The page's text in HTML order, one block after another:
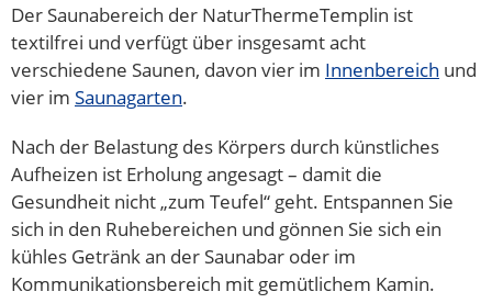
Der Saunabereich der NaturThermeTemplin ist
textilfrei und verfügt über insgesamt acht
verschiedene Saunen, davon vier im Innenbereich und
vier im Saunagarten.
Nach der Belastung des Körpers durch künstliches
Aufheizen ist Erholung angesagt – damit die
Gesundheit nicht „zum Teufel“ geht. Entspannen Sie
sich in den Ruhebereichen und gönnen Sie sich ein
kühles Getränk an der Saunabar oder im
Kommunikationsbereich mit gemütlichem Kamin.